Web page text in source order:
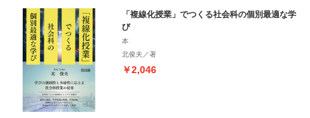
「複線化授業」でつくる社会科の個別最適な学
び
本
北俊夫／著
￥2,046